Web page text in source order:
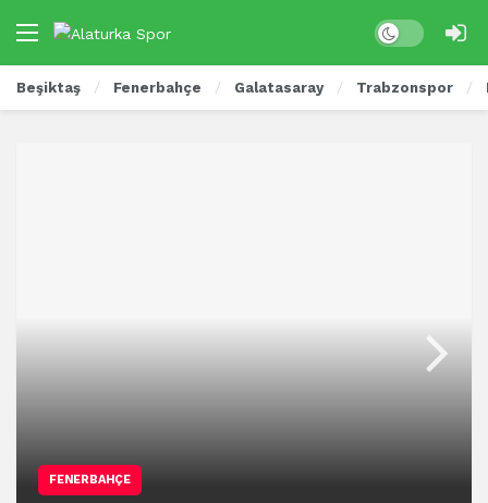
Beşiktaş Fenerbahçe Galatasaray Trabzonspor
FENERBAHÇE